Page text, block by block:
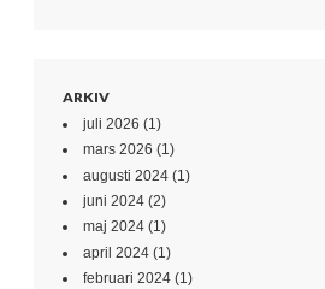
ARKIV
juli 2026 (1)
mars 2026 (1)
augusti 2024 (1)
juni 2024 (2)
maj 2024 (1)
april 2024 (1)
februari 2024 (1)